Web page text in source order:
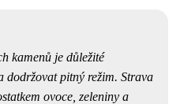
kamenů je důležité
dodržovat pitný režim. Strava
ovoce, zeleniny a